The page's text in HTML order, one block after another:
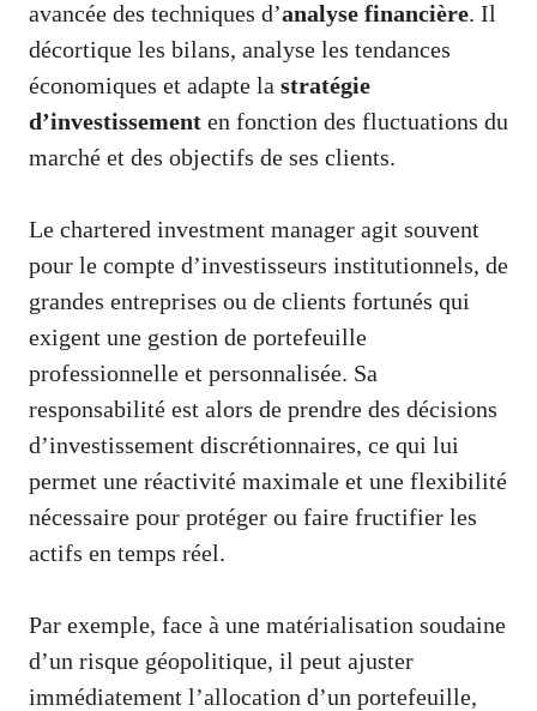
avancée des techniques d’analyse financière. Il
décortique les bilans, analyse les tendances
économiques et adapte la stratégie
d’investissement en fonction des fluctuations du
marché et des objectifs de ses clients.
Le chartered investment manager agit souvent
pour le compte d’investisseurs institutionnels, de
grandes entreprises ou de clients fortunés qui
exigent une gestion de portefeuille
professionnelle et personnalisée. Sa
responsabilité est alors de prendre des décisions
d’investissement discrétionnaires, ce qui lui
permet une réactivité maximale et une flexibilité
nécessaire pour protéger ou faire fructifier les
actifs en temps réel.
Par exemple, face à une matérialisation soudaine
d’un risque géopolitique, il peut ajuster
immédiatement l’allocation d’un portefeuille,